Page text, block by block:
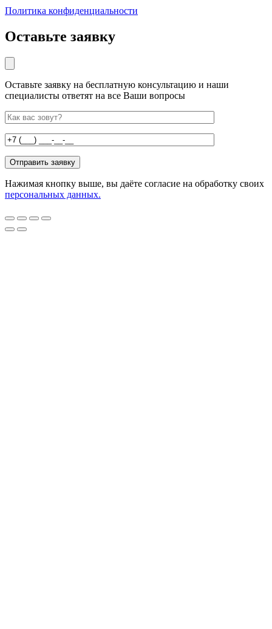
Политика конфиденциальности
Оставьте заявку
Оставьте заявку на бесплатную консультацию и наши
специалисты ответят на все Ваши вопросы
Нажимая кнопку выше, вы даёте согласие на обработку своих
персональных данных.